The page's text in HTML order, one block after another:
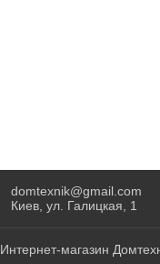
domtexnik@gmail.com
Киев, ул. Галицкая, 1
Интернет-магазин